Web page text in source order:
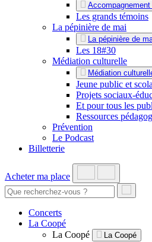
Les grands témoins
La pépinière de mai
La pépinière de
Les 18#30
Médiation culturelle
Médiation
Jeune public et
Projets sociaux-
Et pour tous les
Ressources
Prévention
Le Podcast
Billetterie
Acheter ma place
Concerts
La Coopé
La Coopé
La Coopé